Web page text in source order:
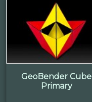
GeoBender Cube
Primary